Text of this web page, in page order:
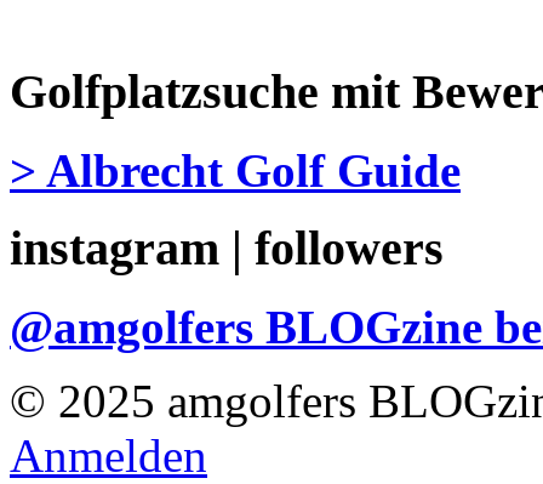
Golfplatzsuche mit
> Albrecht Golf Guide
instagram | followers
@amgolfers BLOGzine
© 2025 amgolfers
Anmelden